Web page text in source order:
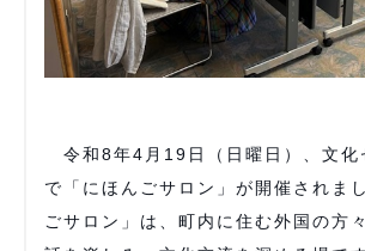
令和8年4月19日（日曜日）、文化
で「にほんごサロン」が開催されま
ごサロン」は、町内に住む外国の方